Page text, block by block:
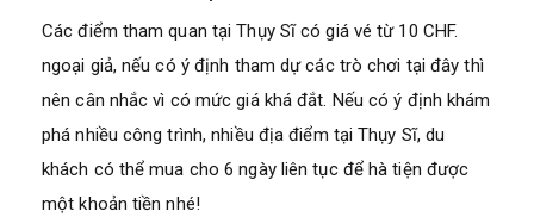
Các điểm tham quan tại Thụy Sĩ có giá vé từ 10 CHF.
ngoại giả, nếu có ý định tham dự các trò chơi tại đây thì
nên cân nhắc vì có mức giá khá đắt. Nếu có ý định khám
phá nhiều công trình, nhiều địa điểm tại Thụy Sĩ, du
khách có thể mua cho 6 ngày liên tục để hà tiện được
một khoản tiền nhé!